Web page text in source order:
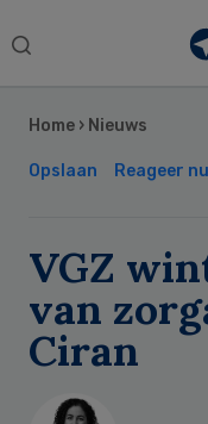
Search
Home › Nieuws
Opslaan Reageer nu
VGZ
van
Ciran
Sidebar